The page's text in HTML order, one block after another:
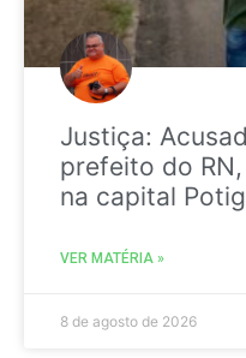
Justiça:
prefeito do
na capital
VER MATÉRIA »
8 de agosto de 2026